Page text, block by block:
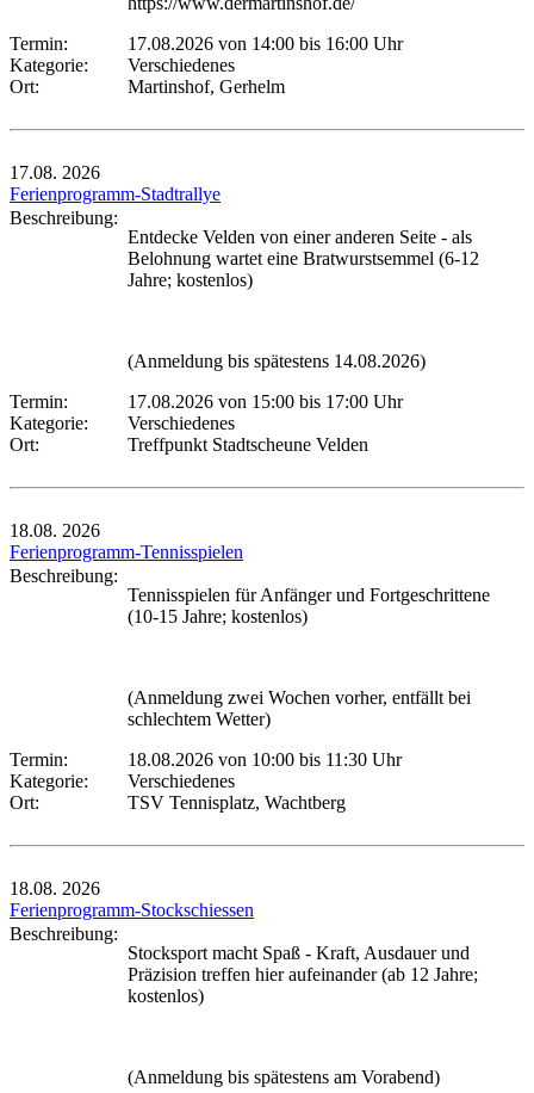
Termin:
17.08.2026 von 14:00 bis 16:00 Uhr
Kategorie:
Verschiedenes
Ort:
Martinshof, Gerhelm
17.08. 2026
Ferienprogramm-Stadtrallye
Beschreibung:
Entdecke Velden von einer anderen Seite - als
Belohnung wartet eine Bratwurstsemmel (6-12
Jahre; kostenlos)
(Anmeldung bis spätestens 14.08.2026)
Termin:
17.08.2026 von 15:00 bis 17:00 Uhr
Kategorie:
Verschiedenes
Ort:
Treffpunkt Stadtscheune Velden
18.08. 2026
Ferienprogramm-Tennisspielen
Beschreibung:
Tennisspielen für Anfänger und Fortgeschrittene
(10-15 Jahre; kostenlos)
(Anmeldung zwei Wochen vorher, entfällt bei
schlechtem Wetter)
Termin:
18.08.2026 von 10:00 bis 11:30 Uhr
Kategorie:
Verschiedenes
Ort:
TSV Tennisplatz, Wachtberg
18.08. 2026
Ferienprogramm-Stockschiessen
Beschreibung:
Stocksport macht Spaß - Kraft, Ausdauer und
Präzision treffen hier aufeinander (ab 12 Jahre;
kostenlos)
(Anmeldung bis spätestens am Vorabend)